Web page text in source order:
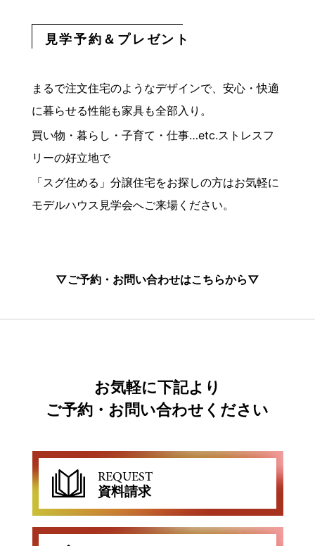
見学予約＆プレゼント
まるで注文住宅のようなデザインで、安心・快適
に暮らせる性能も家具も全部入り。
買い物・暮らし・子育て・仕事…etc.ストレスフ
リーの好立地で
「スグ住める」分譲住宅をお探しの方はお気軽に
モデルハウス見学会へご来場ください。
▽ご予約・お問い合わせはこちらから▽
お気軽に下記より
ご予約・お問い合わせください
REQUEST
資料請求